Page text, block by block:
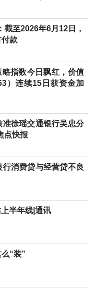
至2026年6月12日，
款
指数今日飘红，价值
）连续15日获资金加
徐瑶交通银行吴忠分
点快报
消费贷与经营贷不良
半年线|通讯
“装”